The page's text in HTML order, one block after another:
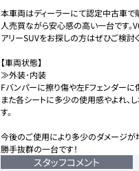
本車両はディーラーにて認定中古車で
人売買ながら安心感の高い一台です。
アリーSUVをお探しの方はぜひご検討く
【車両状態】
≫外装･内装
Fバンパーに擦り傷や左Fフェンダーに
また各シートに多少の使用感やよれ、
す。
今後のご使用により多少のダメージが
勝手抜群の一台です！
スタッフコメント